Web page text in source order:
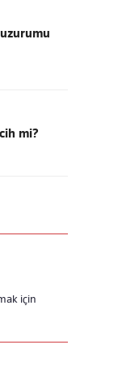
mi?
için